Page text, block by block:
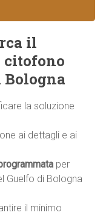
il
Bologna
la soluzione
ai dettagli e ai
per
Guelfo di Bologna
il minimo